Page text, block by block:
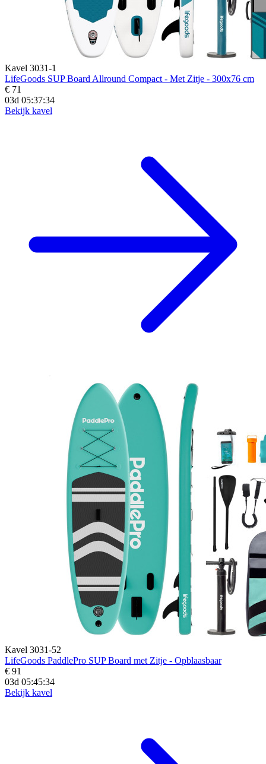
Kavel 3031-1
LifeGoods SUP Board Allround Compact - Met Zitje - 300x76 cm
€ 71
03d 05:37:33
Bekijk kavel
Kavel 3031-52
LifeGoods PaddlePro SUP Board met Zitje - Opblaasbaar
€ 91
03d 05:45:33
Bekijk kavel